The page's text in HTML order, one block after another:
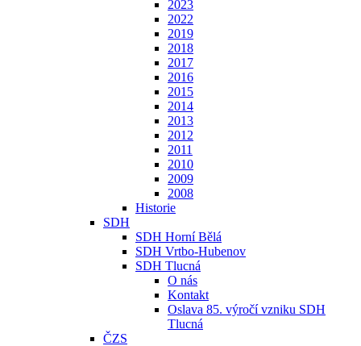
2023
2022
2019
2018
2017
2016
2015
2014
2013
2012
2011
2010
2009
2008
Historie
SDH
SDH Horní Bělá
SDH Vrtbo-Hubenov
SDH Tlucná
O nás
Kontakt
Oslava 85. výročí vzniku SDH
Tlucná
ČZS